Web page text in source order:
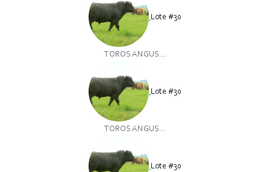
Lote #30
TOROS ANGUS...
Lote #30
TOROS ANGUS...
Lote #30